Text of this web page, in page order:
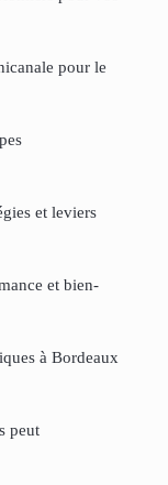
pour le
et leviers
et bien-
à Bordeaux
peut